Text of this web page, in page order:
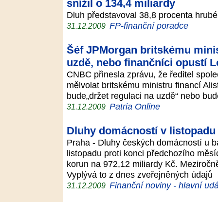
snížil o 134,4 miliardy
Dluh představoval 38,8 procenta
31.12.2009 FP-finanční poradce
Šéf JPMorgan britskému
uzdě, nebo finančníci opustí
CNBC přinesla zprávu, že ředitel
mělvolat britskému ministru financí
bude„držet regulaci na uzdě“ nebo
31.12.2009 Patria Online
Dluhy domácností v listopadu
Praha - Dluhy českých domácností u
listopadu proti konci předchozího
korun na 972,12 miliardy Kč.
Vyplývá to z dnes zveřejněných údajů
31.12.2009 Finanční noviny - hlavní